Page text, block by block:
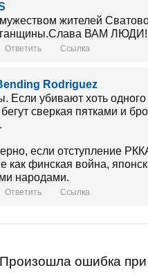
жителей
ВАМ ЛЮДИ!
Ответить Ссылка
Rodriguez
Если убивают хоть
сверкая пятками и
если отступление
как финская война,
народами.
Ответить Ссылка
Произошла ошибка при